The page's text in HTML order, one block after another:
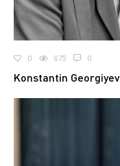
0 675 0
Konstantin